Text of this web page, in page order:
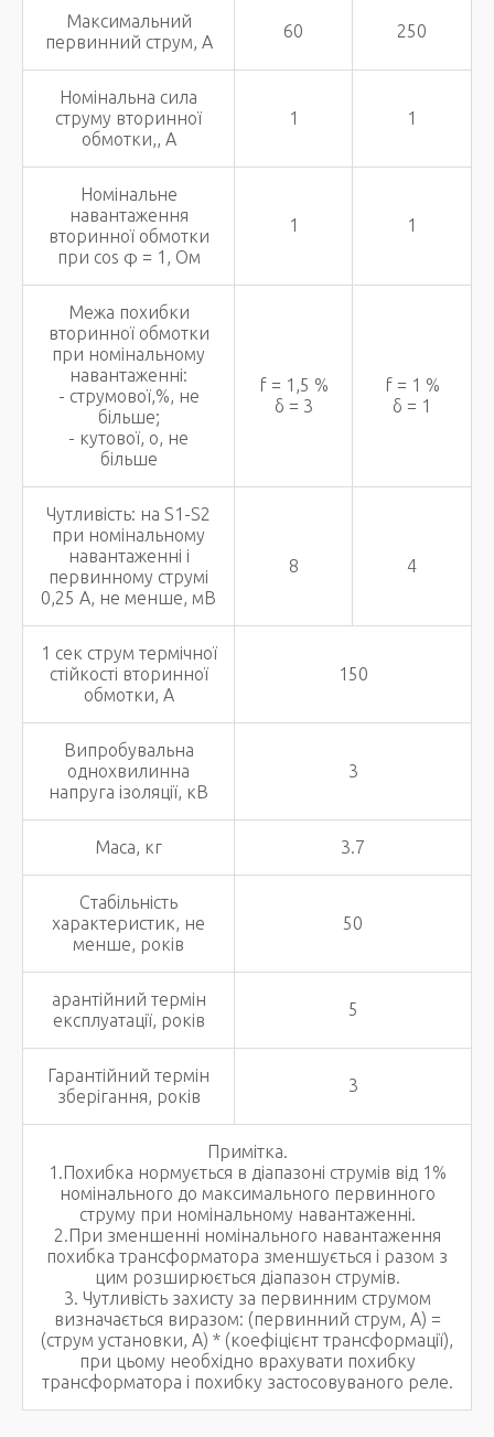
Максимальний
первинний струм, А
60 250
Номінальна сила
струму вторинної
обмотки,, А
1 1
Номінальне
навантаження
вторинної обмотки
при cos φ = 1, Ом
1 1
Межа похибки
вторинної обмотки
при номінальному
навантаженні:
- струмової,%, не
більше;
- кутової, о, не
більше
f = 1,5 %
δ = 3
f = 1 %
δ = 1
Чутливість: на S1-S2
при номінальному
навантаженні і
первинному струмі
0,25 А, не менше, мВ
8 4
1 сек струм термічної
стійкості вторинної
обмотки, А
150
Випробувальна
однохвилинна
напруга ізоляції, кВ
3
Маса, кг 3.7
Стабільність
характеристик, не
менше, років
50
арантійний термін
експлуатації, років
5
Гарантійний термін
зберігання, років
3
Примітка.
1.Похибка нормується в діапазоні струмів від 1%
номінального до максимального первинного
струму при номінальному навантаженні.
2.При зменшенні номінального навантаження
похибка трансформатора зменшується і разом з
цим розширюється діапазон струмів.
3. Чутливість захисту за первинним струмом
визначається виразом: (первинний струм, А) =
(струм установки, А) * (коефіцієнт трансформації),
при цьому необхідно врахувати похибку
трансформатора і похибку застосовуваного реле.